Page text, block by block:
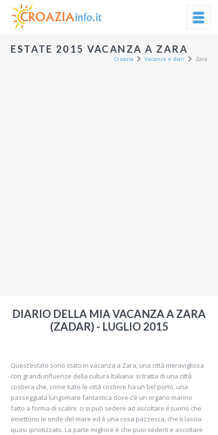
ESTATE 2015 VACANZA A ZARA
Croazia Vacanze e diari Zara
DIARIO DELLA MIA VACANZA A ZARA
(ZADAR) - LUGLIO 2015
Quest’estate sono stato in vacanza a Zara, una città meravigliosa
con grandi influenze della cultura Italiana: si tratta di una città
costiera che, come tutte le città costiere ha un bel porto, una
passeggiata lungomare fantastica dove c’è un organo marino
fatto a forma di scalini: ci si può sedere ad ascoltare il suono che
emettono le onde del mare ed è una cosa pazzesca, che ti lascia
quasi ipnotizzato. La parte migliore è che puoi sederti e ascoltare